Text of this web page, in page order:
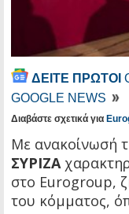
ΔΕΙΤΕ ΠΡΩΤΟΙ
GOOGLE NEWS
Διαβάστε σχετικά για
Με ανακοίνωσή
ΣΥΡΙΖΑ
στο Eurogroup,
του κόμματος,